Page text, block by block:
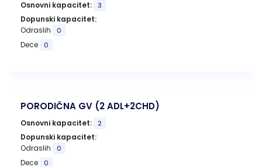
Osnovni kapacitet: 3
Dopunski kapacitet:
Odraslih
0
Dece 0
PORODIČNA GV (2 ADL+2CHD)
Osnovni kapacitet: 2
Dopunski kapacitet:
Odraslih
0
Dece 0